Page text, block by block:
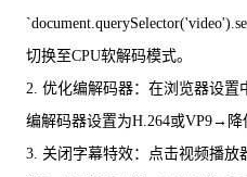
切换至CPU软解码模式。
2. 优化编解码器：在浏览器设
编解码器设置为H.264或VP9→降
3. 关闭字幕特效：点击视频播